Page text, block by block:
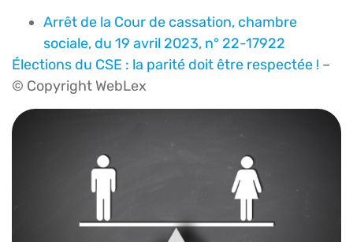
Arrêt de la Cour de cassation, chambre
sociale, du 19 avril 2023, n° 22-17922
Élections du CSE : la parité doit être respectée ! –
© Copyright WebLex